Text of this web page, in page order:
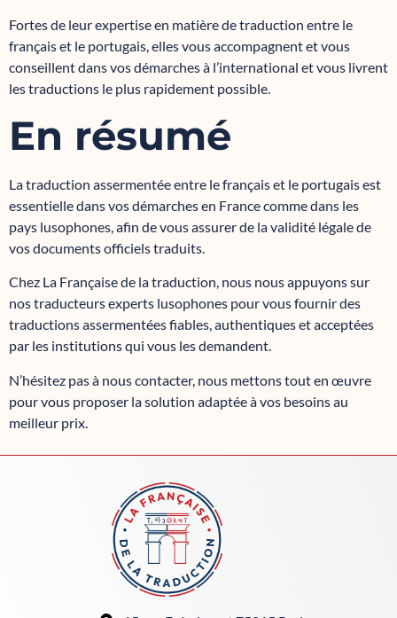
Fortes de leur expertise en matière de traduction entre le
français et le portugais, elles vous accompagnent et vous
conseillent dans vos démarches à l’international et vous livrent
les traductions le plus rapidement possible.
En résumé
La traduction assermentée entre le français et le portugais est
essentielle dans vos démarches en France comme dans les
pays lusophones, afin de vous assurer de la validité légale de
vos documents officiels traduits.
Chez La Française de la traduction, nous nous appuyons sur
nos traducteurs experts lusophones pour vous fournir des
traductions assermentées fiables, authentiques et acceptées
par les institutions qui vous les demandent.
N’hésitez pas à nous contacter, nous mettons tout en œuvre
pour vous proposer la solution adaptée à vos besoins au
meilleur prix.